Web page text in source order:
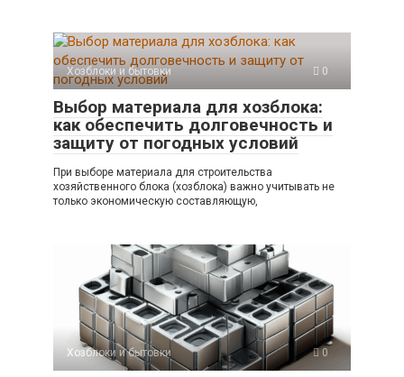
Хозблоки и бытовки 0
Выбор материала для хозблока:
как обеспечить долговечность и
защиту от погодных условий
При выборе материала для строительства
хозяйственного блока (хозблока) важно учитывать не
только экономическую составляющую,
Хозблоки и бытовки 0